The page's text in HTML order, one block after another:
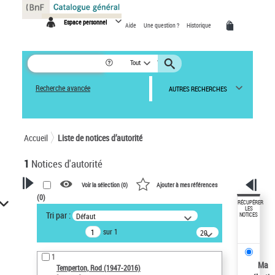
Espace personnel Aide Une question ? Historique
Tout
Recherche avancée AUTRES RECHERCHES
Accueil Liste de notices d’autorité
1 Notices d'autorité
VOTRE RECHERCHE
Recherche avancée dans les
notices d’autorité
Œuvres liées à l'auteur :
Temperton, Rod (1947-2016)
Voir la sélection (0) Ajouter à mes références
(0)
Tri par : Défaut
sur 1
20
résultats/page
1
Temperton, Rod (1947-2016)
RÉCUPÉRER
LES
NOTICES
Ma
Panneau de gestion des cookies